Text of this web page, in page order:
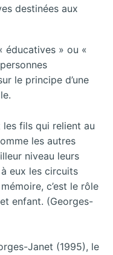
destinées aux
éducatives » ou «
le principe d’une
fils qui relient au
les autres
niveau leurs
eux les circuits
c’est le rôle
enfant. (Georges-
Janet (1995), le